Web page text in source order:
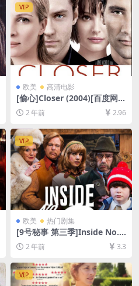
VIP
欧美 高清电影
[偷心]Closer (2004)[百度网盘
+夸克网盘1080P超清未删减
资源][网盘在线播放/下载][MP
4/6.7GB][中英字幕]
2 年前 2.96
VIP
欧美 热门剧集
[9号秘事 第三季]Inside No. 9
Season 3 (2016)[百度网盘
+夸克网盘1080P超清未删减
4/7GB][中英字幕]
2 年前 3.3
VIP